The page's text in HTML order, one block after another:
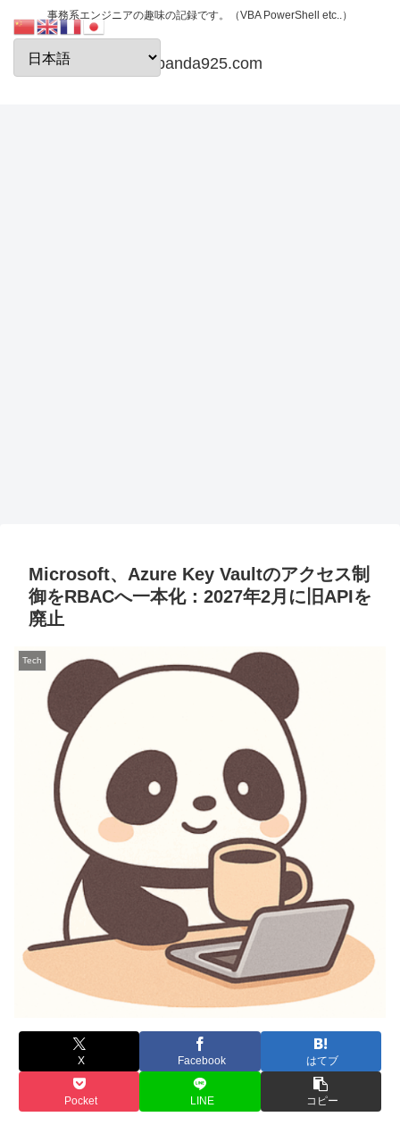
事務系エンジニアの趣味の記録です。（VBA PowerShell etc..）
papanda925.com
Microsoft、Azure Key Vaultのアクセス制
御をRBACへ一本化：2027年2月に旧APIを
廃止
Tech
X Facebook はてブ
Pocket LINE コピー